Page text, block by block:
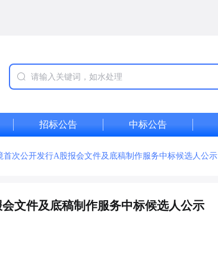
招标公告 中标公告
首次公开发行A股报会文件及底稿制作服务中标候选人公示
文件及底稿制作服务中标候选人公示